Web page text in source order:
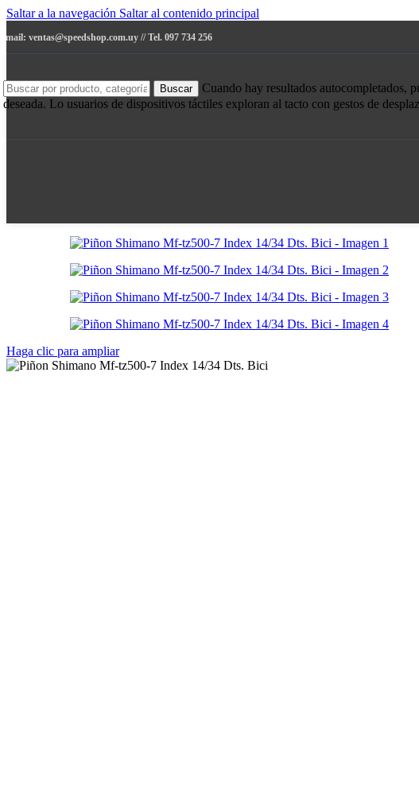
Saltar a la navegación Saltar al contenido principal
mail: ventas@speedshop.com.uy // Tel. 097 734 256
Buscar
Cuando hay resultados autocompletados,
deseada. Lo usuarios de dispositivos táctiles exploran al tacto con gestos de
Haga clic para ampliar